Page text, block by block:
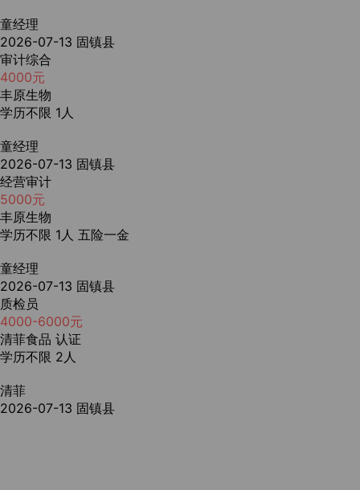
童经理
2026-07-13 固镇县
审计综合
4000元
丰原生物
学历不限 1人
童经理
2026-07-13 固镇县
经营审计
5000元
丰原生物
学历不限 1人 五险一金
童经理
2026-07-13 固镇县
质检员
4000-6000元
清菲食品 认证
学历不限 2人
清菲
2026-07-13 固镇县